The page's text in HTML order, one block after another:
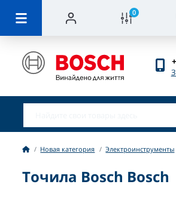
0
Новая категория Электроинструменты
Точила Bosch Bosch